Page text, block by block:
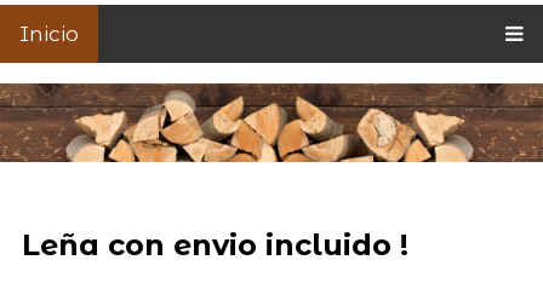
Inicio
Leña con envio incluido !